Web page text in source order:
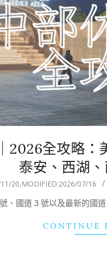
2026全攻略：
泰安、西湖
20,MODIFIED:2026/07/16
、國道 3 號以及最新的國
CONTINUE